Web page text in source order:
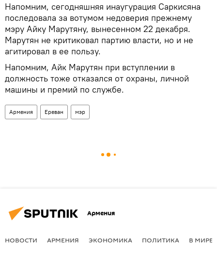
Напомним, сегодняшняя инаугурация Саркисяна
последовала за вотумом недоверия прежнему
мэру Айку Марутяну, вынесенном 22 декабря.
Марутян не критиковал партию власти, но и не
агитировал в ее пользу.
Напомним, Айк Марутян при вступлении в
должность тоже отказался от охраны, личной
машины и премий по службе.
Армения Ереван мэр
Армения
НОВОСТИ АРМЕНИЯ ЭКОНОМИКА ПОЛИТИКА В МИРЕ